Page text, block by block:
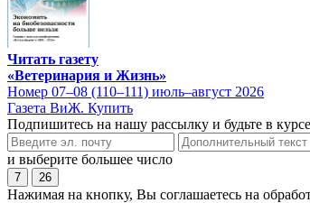
Читать газету
«Ветеринария и Жизнь»
Номер 07–08 (110–111) июль–август 2026
Газета ВиЖ. Купить
Подпишитесь на нашу рассылку и будьте в
и выберите большее число
7 26
Нажимая на кнопку, Вы соглашаетесь на